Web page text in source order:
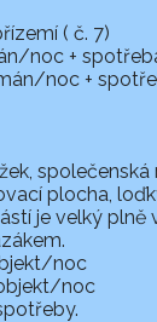
( č. 7)
noc +
noc +
plocha,
je velký
noc
noc